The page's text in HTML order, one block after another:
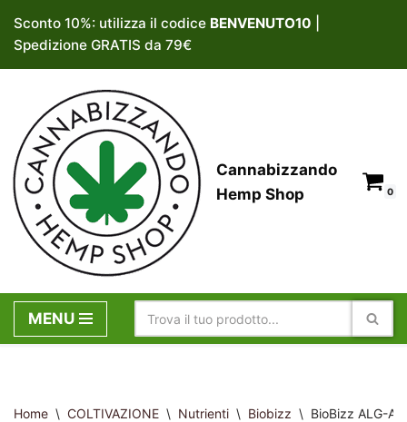
Vai
al
contenuto
Sconto 10%: utilizza il codice BENVENUTO10
Spedizione GRATIS da 79€
Cannabizzando
Hemp Shop
0
MENU
Home \ COLTIVAZIONE \ Nutrienti \ Biobizz \ BioBizz ALG-A